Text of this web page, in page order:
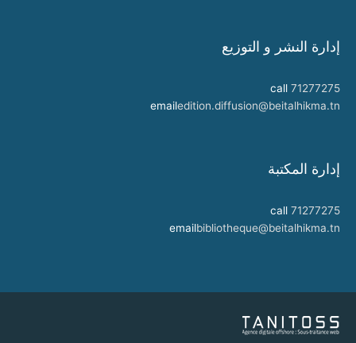
إدارة النشر و التوزيع
call 71277275
emailedition.diffusion@beitalhikma.tn
إدارة المكتبة
call 71277275
emailbibliotheque@beitalhikma.tn